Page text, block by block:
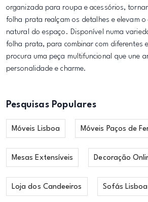
organizada para roupa e acessórios,
folha prata realçam os detalhes e elevam
natural do espaço. Disponível numa
folha prata, para combinar com diferentes
procura uma peça multifuncional que une
personalidade e charme.
Pesquisas Populares
Móveis Lisboa Móveis Paços de
Mesas Extensíveis Decoração
Loja dos Candeeiros Sofás Lisboa